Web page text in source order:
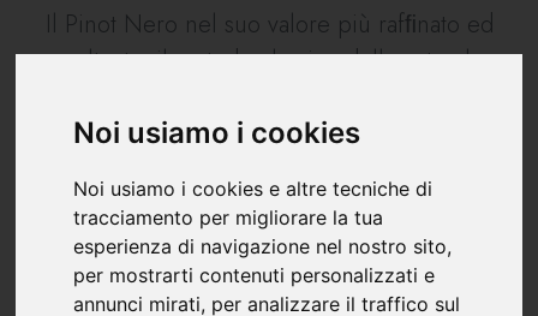
Noi usiamo i cookies
Noi usiamo i cookies e altre tecniche di
tracciamento per migliorare la tua
esperienza di navigazione nel nostro sito,
per mostrarti contenuti personalizzati e
annunci mirati, per analizzare il traffico sul
Il Pinot Nero nel suo valore più rafﬁnato ed
esaltante, il metodo classico della naturale
caveau della cantina, per almeno 5-6 anni.